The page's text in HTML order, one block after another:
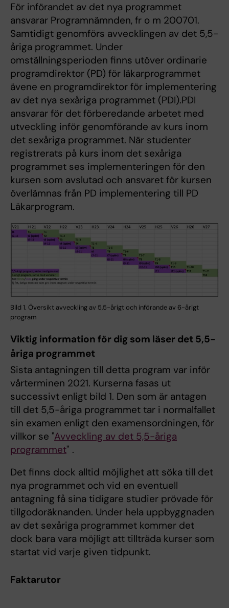
För införandet av det nya programmet
ansvarar Programnämnden, fr o m 200701.
Samtidigt genomförs avvecklingen av det 5,5-
åriga programmet. Under
omställningsperioden finns utöver ordinarie
programdirektor (PD) för läkarprogrammet
ävene en programdirektor för implementering
av det nya sexåriga programmet (PDI).PDI
ansvarar för det förberedande arbetet med
utveckling inför genomförande av kurs inom
det sexåriga programmet. När studenter
registrerats på kurs inom det sexåriga
programmet ses implementeringen för den
kursen som avslutad och ansvaret för kursen
överlämnas från PD implementering till PD
Läkarprogram.
Bild 1. Översikt avveckling av 5,5-årigt och införande av 6-årigt
program
Viktig information för dig som läser det 5,5-
åriga programmet
Sista antagningen till detta program var inför
vårterminen 2021. Kurserna fasas ut
successivt enligt bild 1. Den som är antagen
till det 5,5-åriga programmet tar i normalfallet
sin examen enligt den examensordningen, för
villkor se "Avveckling av det 5,5-åriga
programmet" .
Det finns dock alltid möjlighet att söka till det
nya programmet och vid en eventuell
antagning få sina tidigare studier prövade för
tillgodoräknanden. Under hela uppbyggnaden
av det sexåriga programmet kommer det
dock bara vara möjligt att tillträda kurser som
startat vid varje given tidpunkt.
Faktarutor